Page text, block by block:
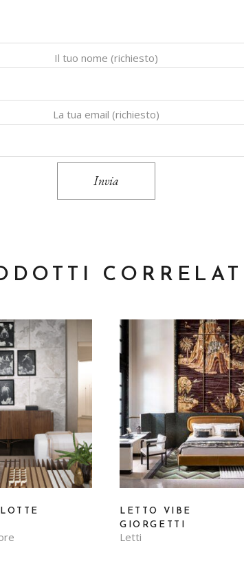
Il tuo nome (richiesto)
La tua email (richiesto)
Invia
CORRELATI
LETTO VIBE
GIORGETTI
Letti